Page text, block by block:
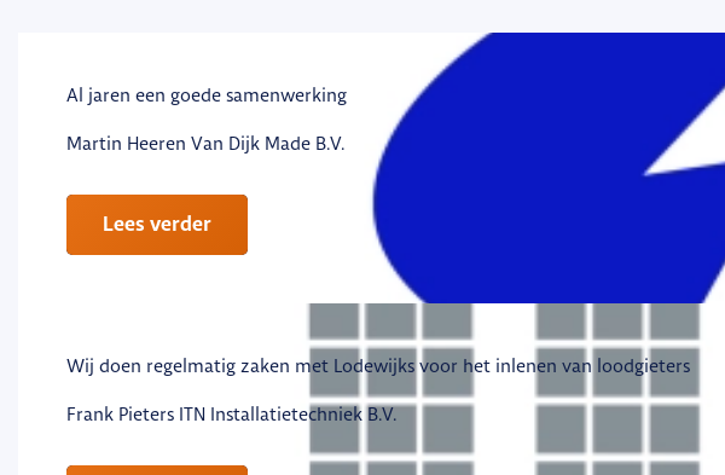
Al jaren een goede samenwerking
Martin Heeren Van Dijk Made B.V.
Lees verder
Wij doen regelmatig zaken met Lodewijks voor het inlenen van loodgieters
Frank Pieters ITN Installatietechniek B.V.